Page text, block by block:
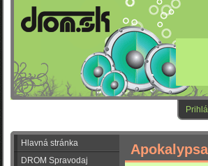
Hlavná stránka
DROM Spravodaj